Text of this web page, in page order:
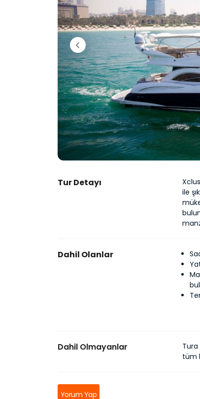
Tur Detayı
ile
Dahil Olanlar
Dahil Olmayanlar
Tura
tüm
Yorum Yap